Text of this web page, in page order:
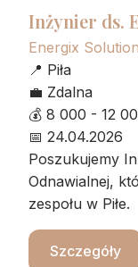
Inżynier ds.
Energix
📍 Piła
💼 Zdalna
💰 8 000 - 12
📅 24.04.2026
Poszukujemy
Odnawialnej,
zespołu w Piłe.
Szczegóły